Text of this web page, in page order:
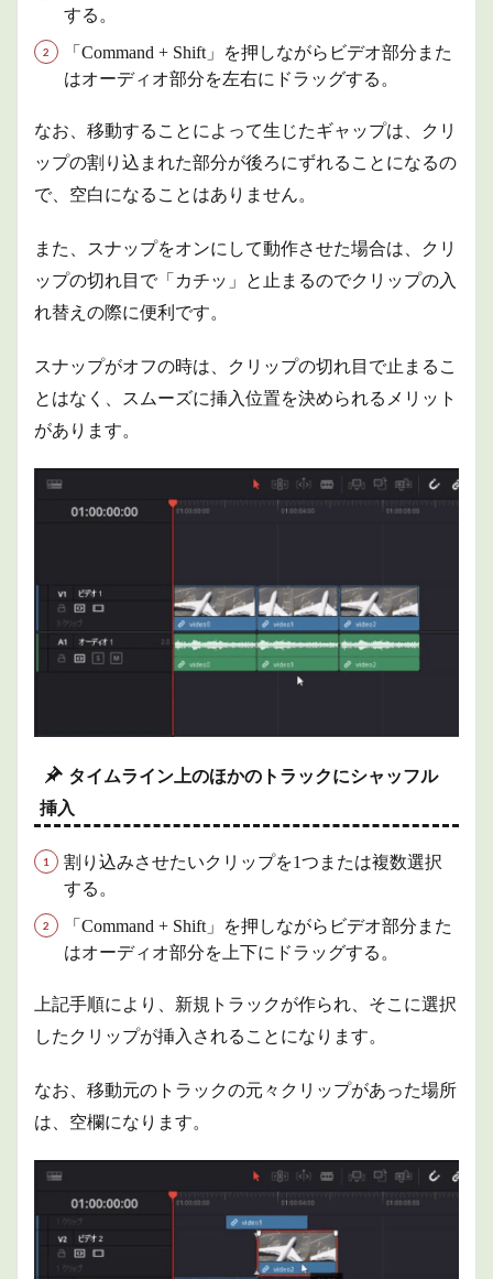
する。
「Command + Shift」を押しながらビデオ部分また
はオーディオ部分を左右にドラッグする。
なお、移動することによって生じたギャップは、クリ
ップの割り込まれた部分が後ろにずれることになるの
で、空白になることはありません。
また、スナップをオンにして動作させた場合は、クリ
ップの切れ目で「カチッ」と止まるのでクリップの入
れ替えの際に便利です。
スナップがオフの時は、クリップの切れ目で止まるこ
とはなく、スムーズに挿入位置を決められるメリット
があります。
タイムライン上のほかのトラックにシャッフル
挿入
割り込みさせたいクリップを1つまたは複数選択
する。
「Command + Shift」を押しながらビデオ部分また
はオーディオ部分を上下にドラッグする。
上記手順により、新規トラックが作られ、そこに選択
したクリップが挿入されることになります。
なお、移動元のトラックの元々クリップがあった場所
は、空欄になります。